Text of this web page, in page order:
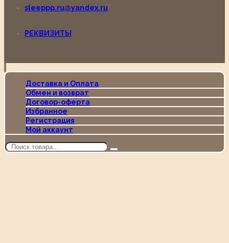
sleeppp.ru@yandex.ru
РЕКВИЗИТЫ
Доставка и Оплата
Обмен и возврат
Договор-оферта
Избранное
Регистрация
Мой аккаунт